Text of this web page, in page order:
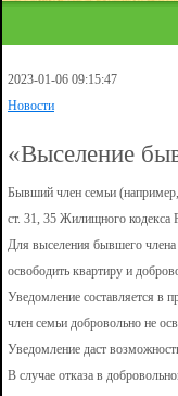
2023-01-06 09:15:47
Новости
«Выселение
Бывший член семьи (например,
ст. 31, 35 Жилищного кодекса
Для выселения бывшего
освободить квартиру и
Уведомление составляется в
член семьи добровольно не
Уведомление даст
В случае отказа в